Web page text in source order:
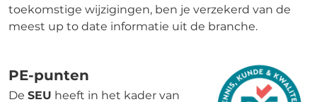
toekomstige wijzigingen, ben je verzekerd van de
meest up to date informatie uit de branche.
PE-punten
De SEU heeft in het kader van